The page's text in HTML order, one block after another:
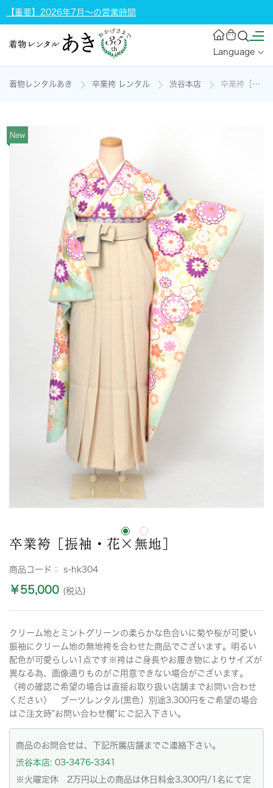
【重要】2026年7月～の営業時間
Language
着物レンタルあき 卒業袴 レンタル 渋谷本店 卒業袴［振袖・花×無地］の着物レンタル
New
卒業袴［振袖・花×無地］
商品コード： s-hk304
￥55,000 (税込)
クリーム地とミントグリーンの柔らかな色合いに菊や桜が可愛い
振袖にクリーム地の無地袴を合わせた商品でございます。明るい
配色が可愛らしい1点です※袴はご身長やお履き物によりサイズが
異なる為、画像通りものがご用意できない場合がございます。
〈袴の確認ご希望の場合は直接お取り扱い店舗までお問い合わせ
ください〉 ブーツレンタル(黒色）別途3,300円をご希望の場合
はご注文時"お問い合わせ欄"にご記入下さい。
商品のお問合せは、下記所属店舗までご連絡下さい。
渋谷本店: 03-3476-3341
※火曜定休 2万円以上の商品は休日料金3,300円/1名にて定